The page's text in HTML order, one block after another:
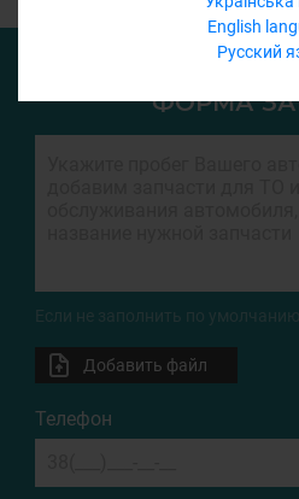
English
Русский
ФОРМА
Если не заполнить по
Добавить файл
Телефон